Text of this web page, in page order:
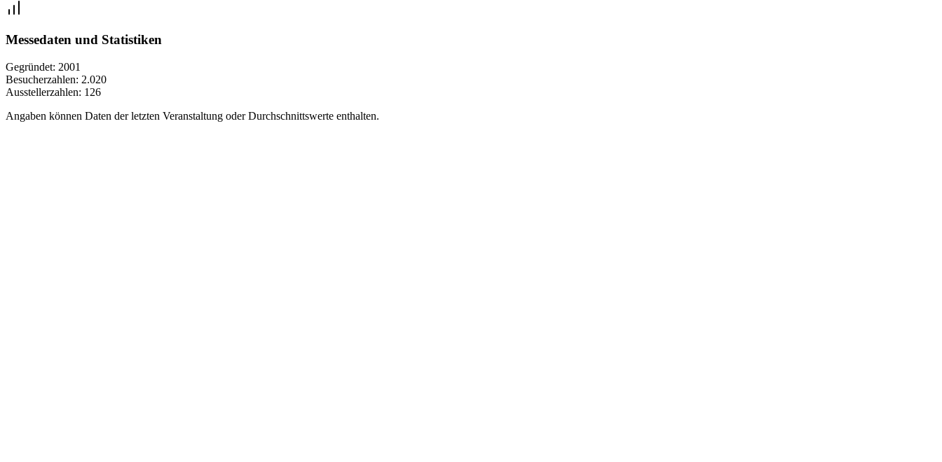
Messedaten und Statistiken
Gegründet: 2001
Besucherzahlen: 2.020
Ausstellerzahlen: 126
Angaben können Daten der letzten Veranstaltung oder Durchschnittswerte enthalten.